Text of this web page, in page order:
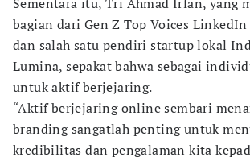
bagian dari Gen Z Top Voices LinkedIn
dan salah satu pendiri startup lokal
Lumina, sepakat bahwa sebagai
untuk aktif berjejaring.
“Aktif berjejaring online sembari
branding sangatlah penting untuk
kredibilitas dan pengalaman kita